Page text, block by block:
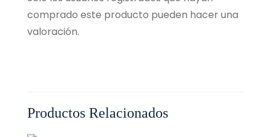
comprado este producto pueden hacer una
valoración.
Productos Relacionados